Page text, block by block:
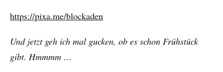
https://pixa.me/blockaden
Und jetzt geh ich mal gucken, ob es schon Frühstück
gibt. Hmmmm …